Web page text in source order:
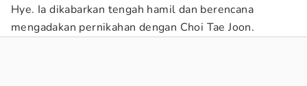
Hye. Ia dikabarkan tengah hamil dan berencana
mengadakan pernikahan dengan Choi Tae Joon.